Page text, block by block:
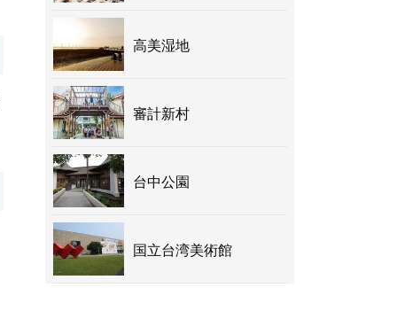
高美湿地
審計新村
台中公園
国立台湾美術館